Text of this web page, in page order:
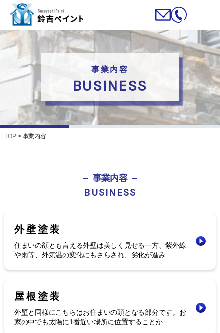
事業内容
BUSINESS
TOP> 事業内容
事業内容
BUSINESS
外壁塗装
住まいの顔とも言える外壁は美しく見せる一方、紫外線
や雨等、外気温の変化にもさらされ、劣化が進み...
屋根塗装
外壁と同様にこちらはお住まいの頭となる部分です。お
家の中でも太陽に1番近い場所に位置することか...